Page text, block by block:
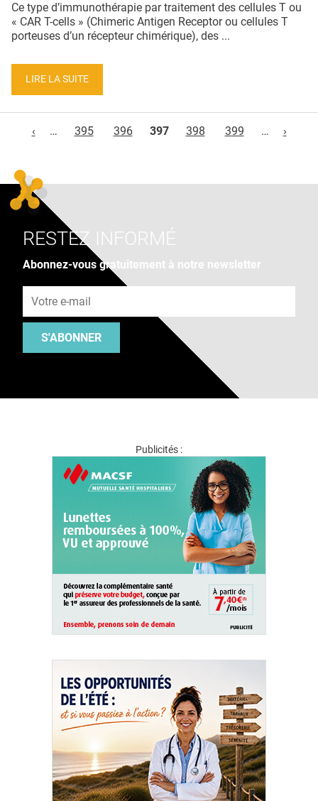
Ce type d’immunothérapie par traitement des cellules T ou
« CAR T-cells » (Chimeric Antigen Receptor ou cellules T
porteuses d’un récepteur chimérique), des ...
LIRE LA SUITE
‹
… 395 396 397 398 399 … ›
RESTEZ INFORMÉ
Abonnez-vous gratuitement à notre newsletter
S'ABONNER
Publicités :